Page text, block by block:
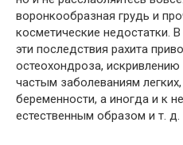
воронкообразная грудь и
косметические недостатки.
эти последствия рахита
остеохондроза,
частым заболеваниям
беременности, а иногда и к
естественным образом и т. д.